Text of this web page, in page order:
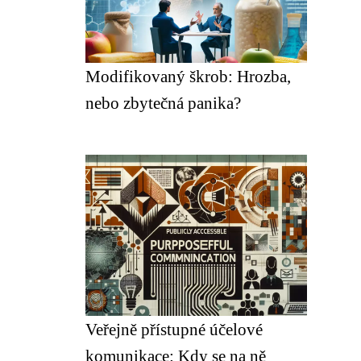
Modifikovaný škrob: Hrozba,
nebo zbytečná panika?
Veřejně přístupné účelové
komunikace: Kdy se na ně